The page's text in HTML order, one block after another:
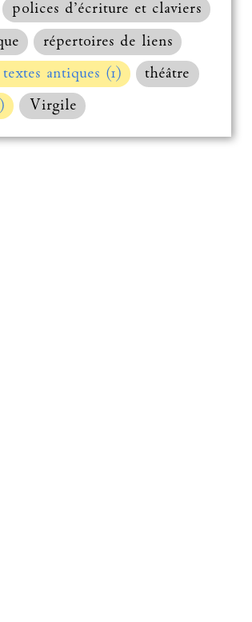
polices d’écriture et claviers
répertoires de liens
antiques (1)
théâtre
Virgile